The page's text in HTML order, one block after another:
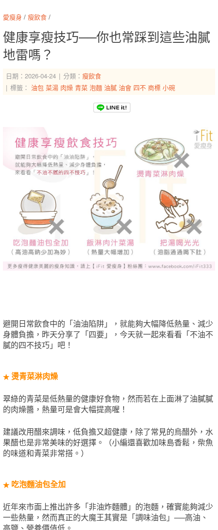
愛瘦身 / 瘦飲食 /
健康享瘦技巧──你也常踩到這些油膩
地雷嗎？
日期：2026-04-24 分類： 瘦飲食
標籤： 油包 菜湯 肉燥 青菜 泡麵 油膩 油會 四不 商標 小碗
避開日常飲食中的「油油陷阱」，就能夠大幅降低熱量、減少
身體負擔，昨天分享了「四要」，今天就一起來看看「不油不
膩的四不技巧」吧！
★ 燙青菜淋肉燥
翠綠的青菜是低熱量的健康好食物，然而若在上面淋了油膩膩
的肉燥醬，熱量可是會大幅提高喔！
建議改用醋來調味，低負擔又超健康，除了常見的烏醋外，水
果醋也是非常美味的好選擇。（小編還喜歡加味島香鬆，柴魚
的味道和青菜非常搭。）
★ 吃泡麵油包全加
近年來市面上推出許多「非油炸麵體」的泡麵，確實能夠減少
一些熱量，然而真正的大魔王其實是「調味油包」──高油、